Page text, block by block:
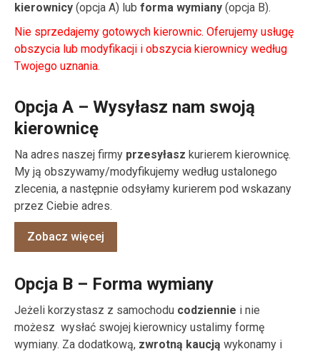
kierownicy (opcja A) lub forma wymiany (opcja B).
Nie sprzedajemy gotowych kierownic. Oferujemy usługę
obszycia lub modyfikacji i obszycia kierownicy według
Twojego uznania.
Opcja A – Wysyłasz nam swoją
kierownicę
Na adres naszej firmy przesyłasz kurierem kierownicę.
My ją obszywamy/modyfikujemy według ustalonego
zlecenia, a następnie odsyłamy kurierem pod wskazany
przez Ciebie adres.
Zobacz więcej
Opcja B – Forma wymiany
Jeżeli korzystasz z samochodu codziennie i nie
możesz wysłać swojej kierownicy ustalimy formę
wymiany. Za dodatkową, zwrotną kaucją wykonamy i